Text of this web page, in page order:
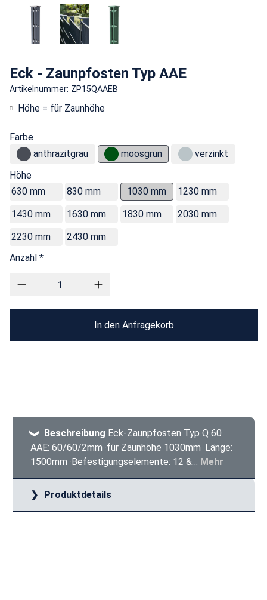
Eck - Zaunpfosten Typ AAE
Artikelnummer: ZP15QAAEB
Höhe = für Zaunhöhe
Farbe
anthrazitgrau
moosgrün
verzinkt
Höhe
630 mm
830 mm 1030 mm
1230 mm
1430 mm
1630 mm 1830 mm
2030 mm
2230 mm
2430 mm
Anzahl *
In den Anfragekorb
Beschreibung Eck-Zaunpfosten Typ Q 60
AAE: 60/60/2mm ·für Zaunhöhe 1030mm ·Länge:
1500mm ·Befestigungselemente: 12 &… Mehr
Produktdetails